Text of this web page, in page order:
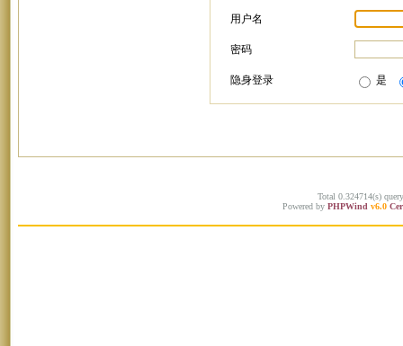
用户名
密码
隐身登录 是
Total 0.324714(s)
Powered by PHPWind v6.0